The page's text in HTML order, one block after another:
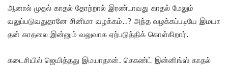
ஆனால் முதல் காதல் தோற்றால் இரண்டாவது காதல் மேலும்
வலுப்படுவதுதானே சினிமா வழக்கம்..? அந்த வழக்கப்படியே இமயா
தன் காதலை இன்னும் வலுவாக ஏற்படுத்திக் கொள்கிறார்.
கடைசியில் ஜெயித்தது இமயாதான். செகண்ட் இன்னிங்ஸ் காதல்